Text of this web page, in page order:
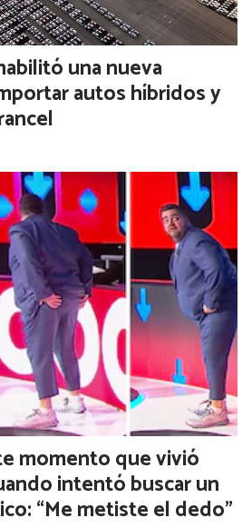
una nueva
autos híbridos y
momento que vivió
intentó buscar un
“Me metiste el dedo”